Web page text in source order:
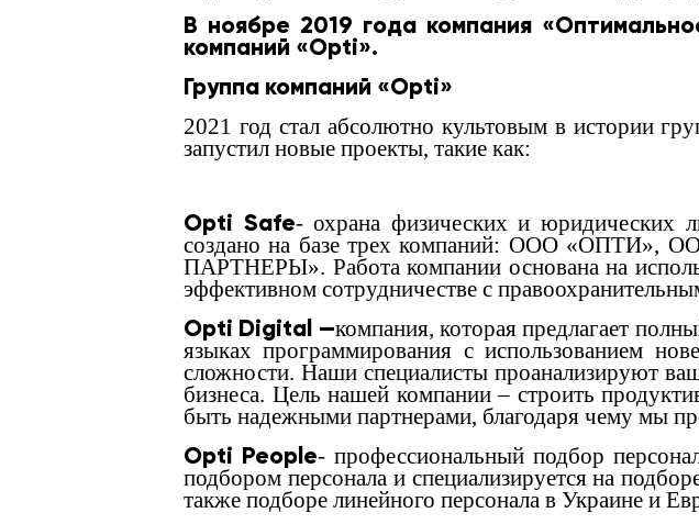
В ноябре 2019 года компания
компаний «Opti».
Группа компаний «Opti»
2021 год стал абсолютно культовым в истории
запустил новые проекты, такие как:
Opti Safe- охрана физических и
создано на базе трех компаний: ООО «ОПТИ»,
ПАРТНЕРЫ». Работа компании основана на
эффективном сотрудничестве с
Opti Digital —компания, которая предлагает
языках программирования с использованием
сложности. Наши специалисты проанализируют
бизнеса. Цель нашей компании – строить
быть надежными партнерами, благодаря чему мы
Opti People- профессиональный подбор
подбором персонала и специализируется на
также подборе линейного персонала в Украине и